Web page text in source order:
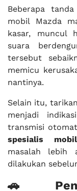
Beberapa
mobil Mazda
kasar, muncul
suara
tersebut
memicu
nantinya.
Selain itu,
menjadi
transmisi
spesialis
masalah lebih
dilakukan
🚗